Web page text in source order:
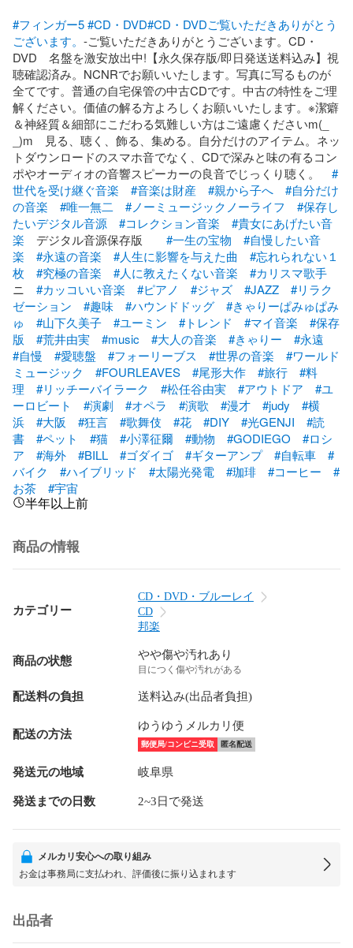
#フィンガー5#CD・DVD#CD・DVDご覧いただきありがとう
ございます。 -ご覧いただきありがとうございます。CD・
DVD　名盤を激安放出中!【永久保存版/即日発送送料込み】視
聴確認済み。NCNRでお願いいたします。写真に写るものが
全てです。普通の自宅保管の中古CDです。中古の特性をご理
解ください。価値の解る方よろしくお願いいたします。※潔癖
＆神経質＆細部にこだわる気難しい方はご遠慮くださいm(_
_)m　見る、聴く、飾る、集める。自分だけのアイテム。ネッ
トダウンロードのスマホ音でなく、CDで深みと味の有るコン
ポやオーディオの音響スピーカーの良音でじっくり聴く。 #
世代を受け継ぐ音楽
#音楽は財産 #親から子へ
#自分だけ
の音楽
#唯一無二 #ノーミュージックノーライフ
#保存し
たいデジタル音源
#コレクション音楽
#貴女にあげたい音
楽 デジタル音源保存版 #一生の宝物
#自慢したい音
楽
#永遠の音楽 #人生に影響を与えた曲
#忘れられない１
枚
#究極の音楽 #人に教えたくない音楽
#カリスマ歌手
ニ #カッコいい音楽 #ピアノ #ジャズ #JAZZ
#リラク
ゼーション
#趣味 #ハウンドドッグ
#きゃりーぱみゅぱみ
ゅ
#山下久美子 #ユーミン #トレンド #マイ音楽
#保存
版
#荒井由実 #music #大人の音楽 #きゃりー
#永遠
#自慢
#愛聴盤 #フォーリーブス #世界の音楽
#ワールド
ミュージック
#FOURLEAVES #尾形大作 #旅行
#料
理
#リッチーバイラーク #松任谷由実 #アウトドア
#ユ
ーロビート
#演劇 #オペラ #演歌 #漫才 #judy
#横
浜
#大阪 #狂言 #歌舞伎 #花 #DIY #光GENJI
#読
書
#ペット #猫 #小澤征爾 #動物 #GODIEGO
#ロシ
ア
#海外 #BILL #ゴダイゴ #ギターアンプ #自転車
#
バイク
#ハイブリッド #太陽光発電 #珈琲 #コーヒー
#
お茶
#宇宙
半年以上前
商品の情報
カテゴリー
CD・DVD・ブルーレイ
CD
邦楽
商品の状態 やや傷や汚れあり
目につく傷や汚れがある
配送料の負担 送料込み(出品者負担)
配送の方法
ゆうゆうメルカリ便
郵便局/コンビニ受取 匿名配送
発送元の地域 岐阜県
発送までの日数 2~3日で発送
メルカリ安心への取り組み
お金は事務局に支払われ、評価後に振り込まれます
出品者